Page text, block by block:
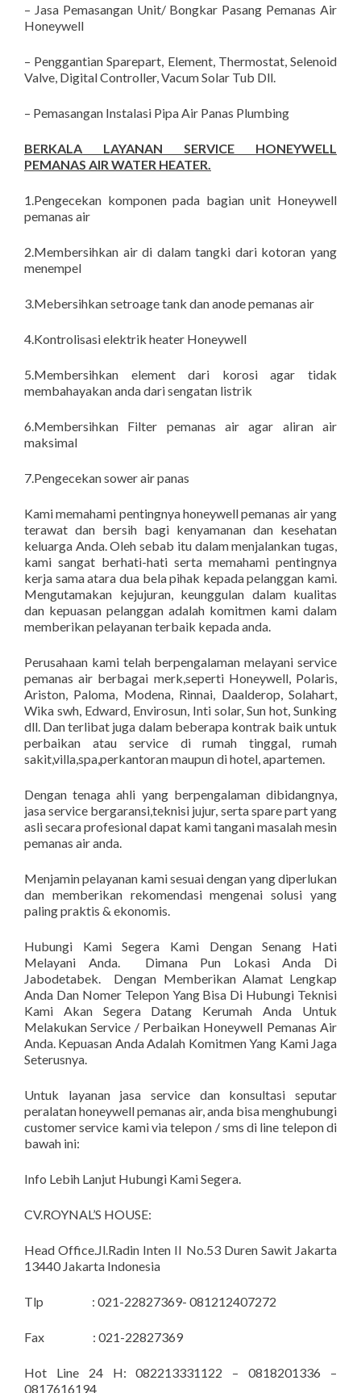
– Jasa Pemasangan Unit/ Bongkar Pasang Pemanas Air
Honeywell
– Penggantian Sparepart, Element, Thermostat, Selenoid
Valve, Digital Controller, Vacum Solar Tub Dll.
– Pemasangan Instalasi Pipa Air Panas Plumbing
BERKALA LAYANAN SERVICE HONEYWELL
PEMANAS AIR WATER HEATER.
1.Pengecekan komponen pada bagian unit Honeywell
pemanas air
2.Membersihkan air di dalam tangki dari kotoran yang
menempel
3.Mebersihkan setroage tank dan anode pemanas air
4.Kontrolisasi elektrik heater Honeywell
5.Membersihkan element dari korosi agar tidak
membahayakan anda dari sengatan listrik
6.Membersihkan Filter pemanas air agar aliran air
maksimal
7.Pengecekan sower air panas
Kami memahami pentingnya honeywell pemanas air yang
terawat dan bersih bagi kenyamanan dan kesehatan
keluarga Anda. Oleh sebab itu dalam menjalankan tugas,
kami sangat berhati-hati serta memahami pentingnya
kerja sama atara dua bela pihak kepada pelanggan kami.
Mengutamakan kejujuran, keunggulan dalam kualitas
dan kepuasan pelanggan adalah komitmen kami dalam
memberikan pelayanan terbaik kepada anda.
Perusahaan kami telah berpengalaman melayani service
pemanas air berbagai merk,seperti Honeywell, Polaris,
Ariston, Paloma, Modena, Rinnai, Daalderop, Solahart,
Wika swh, Edward, Envirosun, Inti solar, Sun hot, Sunking
dll. Dan terlibat juga dalam beberapa kontrak baik untuk
perbaikan atau service di rumah tinggal, rumah
sakit,villa,spa,perkantoran maupun di hotel, apartemen.
Dengan tenaga ahli yang berpengalaman dibidangnya,
jasa service bergaransi,teknisi jujur, serta spare part yang
asli secara profesional dapat kami tangani masalah mesin
pemanas air anda.
Menjamin pelayanan kami sesuai dengan yang diperlukan
dan memberikan rekomendasi mengenai solusi yang
paling praktis & ekonomis.
Hubungi Kami Segera Kami Dengan Senang Hati
Melayani Anda. Dimana Pun Lokasi Anda Di
Jabodetabek. Dengan Memberikan Alamat Lengkap
Anda Dan Nomer Telepon Yang Bisa Di Hubungi Teknisi
Kami Akan Segera Datang Kerumah Anda Untuk
Melakukan Service / Perbaikan Honeywell Pemanas Air
Anda. Kepuasan Anda Adalah Komitmen Yang Kami Jaga
Seterusnya.
Untuk layanan jasa service dan konsultasi seputar
peralatan honeywell pemanas air, anda bisa menghubungi
customer service kami via telepon / sms di line telepon di
bawah ini:
Info Lebih Lanjut Hubungi Kami Segera.
CV.ROYNAL’S HOUSE:
Head Office.Jl.Radin Inten II No.53 Duren Sawit Jakarta
13440 Jakarta Indonesia
Tlp : 021-22827369- 081212407272
Fax : 021-22827369
Hot Line 24 H: 082213331122 – 0818201336 –
0817616194